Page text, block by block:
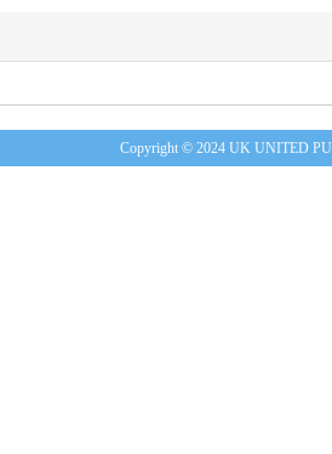
Copyright © 2024 UK UNITED